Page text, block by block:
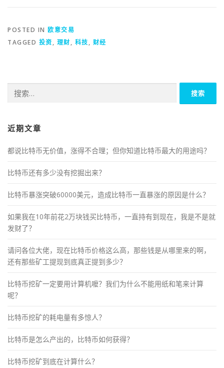
POSTED IN 欧意交易
TAGGED 投资, 理财, 科技, 财经
索：
近期文章
都说比特币无价值，涨得不合理；但你知道比特币最大的用途吗？
比特币还有多少没有挖掘出来？
比特币暴涨突破60000美元，造成比特币一直暴涨的原因是什么？
如果我在10年前花2万块钱买比特币，一直持有到现在，我是不是就
发财了？
请问各位大佬，现在比特币价格这么高，那些钱是从哪里来的啊，
还有那些矿工提现到底真正提到多少？
比特币挖矿一定要用计算机嚒？我们为什么不能用纸和笔来计算
呢？
比特币挖矿的耗电量有多惊人？
比特币是怎么产出的，比特币如何获得？
比特币挖矿到底在计算什么？